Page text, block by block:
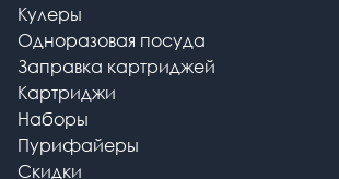
Кулеры
Одноразовая посуда
Заправка картриджей
Картриджи
Наборы
Пурифайеры
Скидки